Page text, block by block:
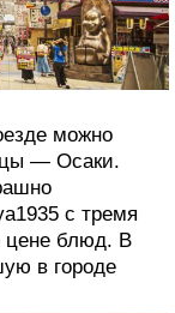
рынки и